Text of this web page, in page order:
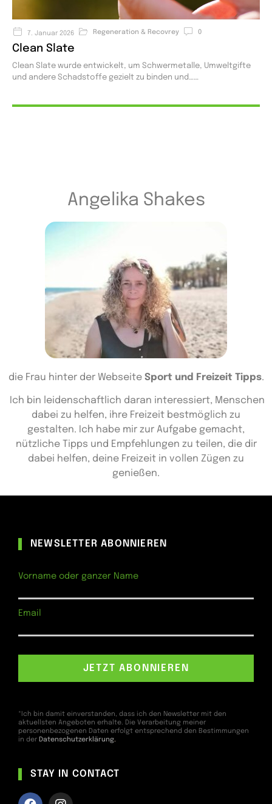
7. Januar 2026 Regeneration & Recovrey 0
Clean Slate
Clean Slate wurde entwickelt, um Schwermetalle, Umweltgifte
und andere Schadstoffe gezielt zu binden und…
Angelika Shakes
die Frau hinter der Webseite Sport und Freizeit Tipps.
Ich bin leidenschaftlich daran interessiert, Menschen
dabei zu helfen, ihre Freizeit bestmöglich zu
gestalten. Ich habe mir zur Aufgabe gemacht,
nützliche Tipps und Empfehlungen zu teilen, die dir
dabei helfen, deine Freizeit in vollen Zügen zu
genießen.
STAY IN CONTACT
NEWSLETTER ABONNIEREN
Vorname oder ganzer Name
Email
*Ich bin damit einverstanden, dass ich den Newsletter mit den
aktuellsten Angeboten erhalte. Die Verarbeitung meiner
personenbezogenen Daten erfolgt entsprechend den Bestimmungen
in der Datenschutzerklärung.